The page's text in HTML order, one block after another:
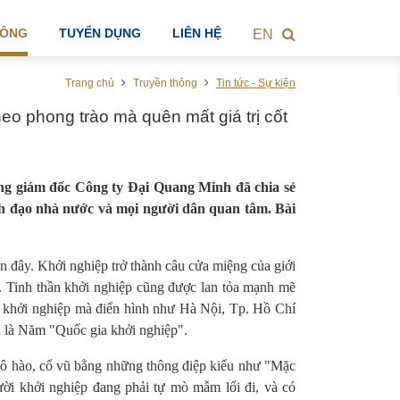
TUYỂN DỤNG LIÊN HỆ EN
Trang chủ Truyền thông Tin tức - Sự kiện
phong trào mà quên mất giá trị cốt
giám đốc Công ty Đại Quang Minh đã chia sẻ
đạo nhà nước và mọi người dân quan tâm. Bài
Khởi nghiệp trở thành câu cửa miệng của giới
thần khởi nghiệp cũng được lan tỏa mạnh mẽ
nghiệp mà điển hình như Hà Nội, Tp. Hồ Chí
Năm "Quốc gia khởi nghiệp".
hào, cổ vũ bằng những thông điệp kiểu như"Mặc
khởi nghiệp đang phải tự mò mẫm lối đi, và có